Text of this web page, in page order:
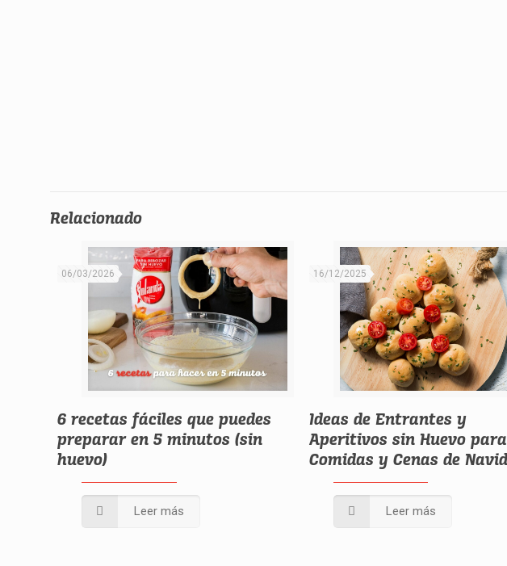
Relacionado
06/03/2026
6 recetas fáciles que puedes
preparar en 5 minutos (sin
huevo)
Leer más
16/12/2025
Ideas de Entrantes y
Aperitivos sin Huevo
Comidas y Cenas de
Leer más